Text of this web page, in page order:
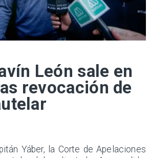
León sale en
revocación de
Yáber, la Corte de Apelaciones